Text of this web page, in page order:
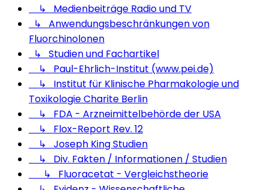
↳ Medienbeiträge Radio und TV
↳ Anwendungsbeschränkungen von
Fluorchinolonen
↳ Studien und Fachartikel
↳ Paul-Ehrlich-Institut (www.pei.de)
↳ Institut für Klinische Pharmakologie und
Toxikologie Charite Berlin
↳ FDA - Arzneimittelbehörde der USA
↳ Flox-Report Rev. 12
↳ Joseph King Studien
↳ Div. Fakten / Informationen / Studien
↳ Fluoracetat - Vergleichstheorie